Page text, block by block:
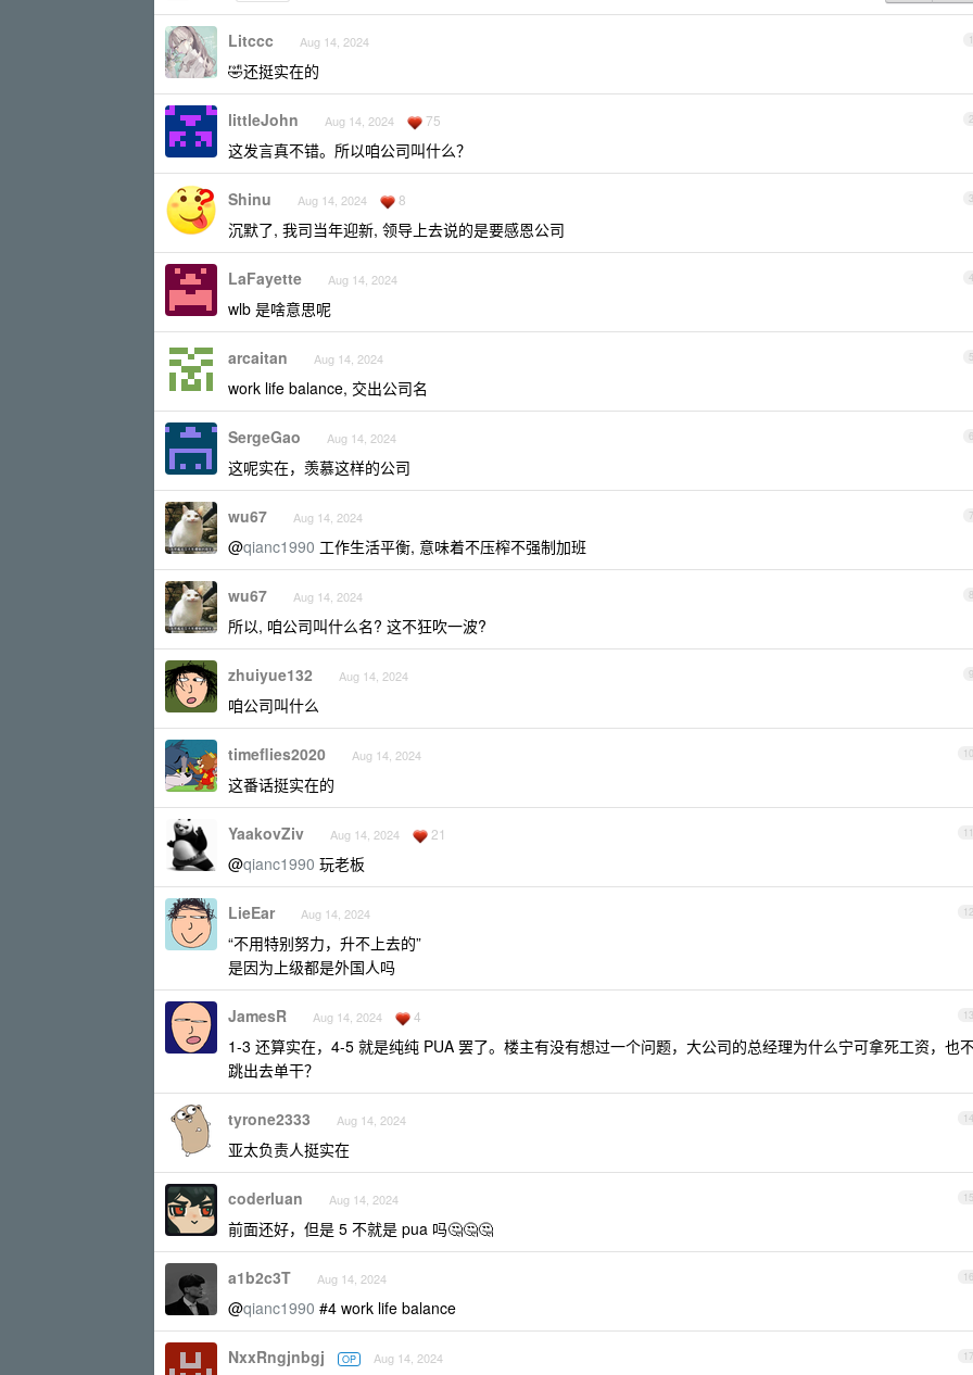
1
Litccc Aug 14, 2024
🤣还挺实在的
2
littleJohn Aug 14, 2024 75
这发言真不错。所以咱公司叫什么？
3
Shinu Aug 14, 2024 8
沉默了, 我司当年迎新, 领导上去说的是要感恩公司
4
LaFayette Aug 14, 2024
wlb 是啥意思呢
5
arcaitan Aug 14, 2024
work life balance, 交出公司名
6
SergeGao Aug 14, 2024
这呢实在，羡慕这样的公司
7
wu67 Aug 14, 2024
@qianc1990 工作生活平衡, 意味着不压榨不强制加班
8
wu67 Aug 14, 2024
所以, 咱公司叫什么名? 这不狂吹一波?
9
zhuiyue132 Aug 14, 2024
咱公司叫什么
10
timeflies2020 Aug 14, 2024
这番话挺实在的
11
YaakovZiv Aug 14, 2024 21
@qianc1990 玩老板
12
LieEar Aug 14, 2024
“不用特别努力，升不上去的”
是因为上级都是外国人吗
13
JamesR Aug 14, 2024 4
1-3 还算实在，4-5 就是纯纯 PUA 罢了。楼主有没有想过一个问题，大公司的总经理为什么宁可拿死工资，也
跳出去单干？
14
tyrone2333 Aug 14, 2024
亚太负责人挺实在
15
coderluan Aug 14, 2024
前面还好，但是 5 不就是 pua 吗🤔🤔🤔
16
a1b2c3T Aug 14, 2024
@qianc1990 #4 work life balance
17
NxxRngjnbgj OP Aug 14, 2024